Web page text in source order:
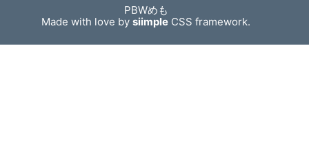
PBWめも
Made with love bysiimple CSS framework.